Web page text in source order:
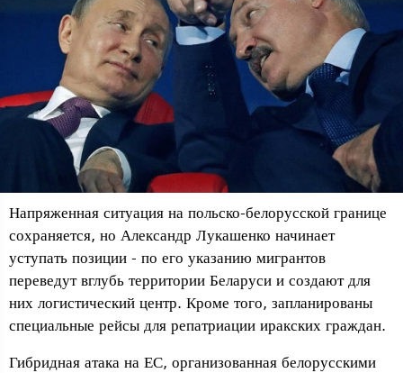
Напряженная ситуация на польско-белорусской границе
сохраняется, но Александр Лукашенко начинает
уступать позиции - по его указанию мигрантов
переведут вглубь территории Беларуси и создают для
них логистический центр. Кроме того, запланированы
специальные рейсы для репатриации иракских граждан.
Гибридная атака на ЕС, организованная белорусскими